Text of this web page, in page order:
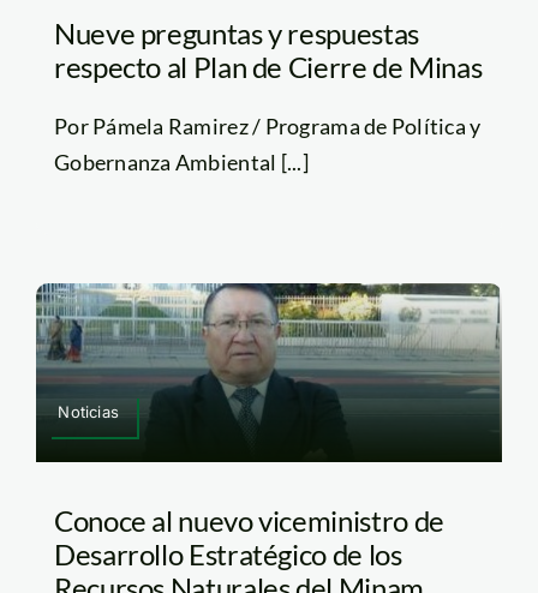
Nueve preguntas y respuestas
respecto al Plan de Cierre de Minas
Por Pámela Ramirez / Programa de Política y
Gobernanza Ambiental [...]
Noticias
Conoce al nuevo viceministro de
Desarrollo Estratégico de los